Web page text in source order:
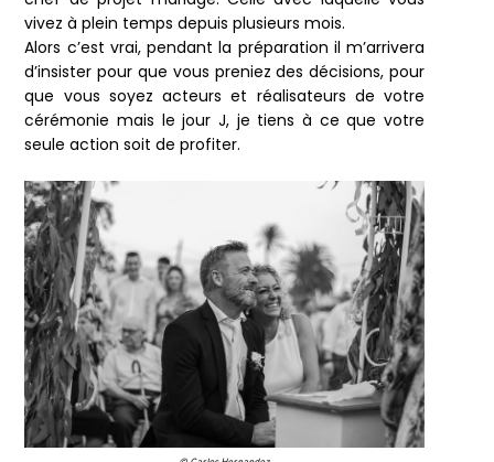
vivez à plein temps depuis plusieurs mois.
Alors c’est vrai, pendant la préparation il m’arrivera
d’insister pour que vous preniez des décisions, pour
que vous soyez acteurs et réalisateurs de votre
cérémonie mais le jour J, je tiens à ce que votre
seule action soit de profiter.